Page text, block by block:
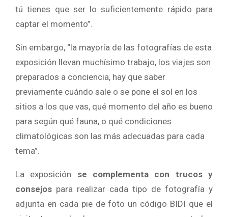
tú tienes que ser lo suficientemente rápido para
captar el momento”.
Sin embargo, “la mayoría de las fotografías de esta
exposición llevan muchísimo trabajo, los viajes son
preparados a conciencia, hay que saber
previamente cuándo sale o se pone el sol en los
sitios a los que vas, qué momento del año es bueno
para según qué fauna, o qué condiciones
climatológicas son las más adecuadas para cada
tema”.
La exposición se complementa con
trucos y
consejos para realizar cada tipo de fotografía y
adjunta en cada pie de foto un código BIDI que el